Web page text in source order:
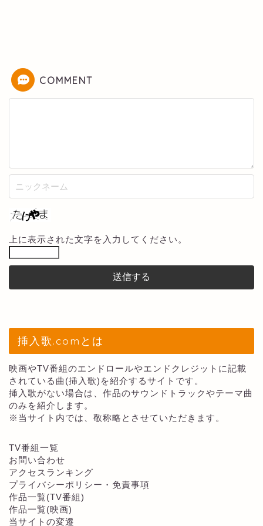
COMMENT
上に表示された文字を入力してください。
挿入歌.comとは
映画やTV番組のエンドロールやエンドクレジットに記載
されている曲(挿入歌)を紹介するサイトです。
挿入歌がない場合は、作品のサウンドトラックやテーマ曲
のみを紹介します。
※当サイト内では、敬称略とさせていただきます。
TV番組一覧
お問い合わせ
アクセスランキング
プライバシーポリシー・免責事項
作品一覧(TV番組)
作品一覧(映画)
当サイトの変遷